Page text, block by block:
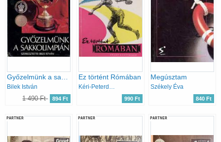
Bilek István
1 490 Ft 894 Ft
Ez történt Rómában
Kéri-Peterdi-Szebenyi-Szűcs
990 Ft
Megúsztam
Székely Éva
840 Ft
PARTNER PARTNER PARTNER